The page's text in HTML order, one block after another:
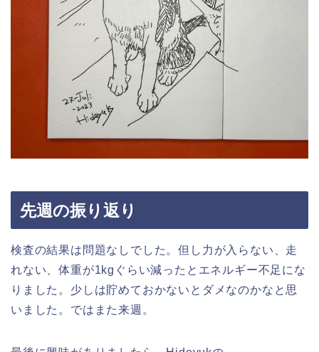
先週の振り返り
検査の結果は問題なしでした。但し力が入らない、走
れない、体重が1kgぐらい減ったとエネルギー不足にな
りました。少しは貯めておかないとダメなのかなと思
いました。ではまた来週。